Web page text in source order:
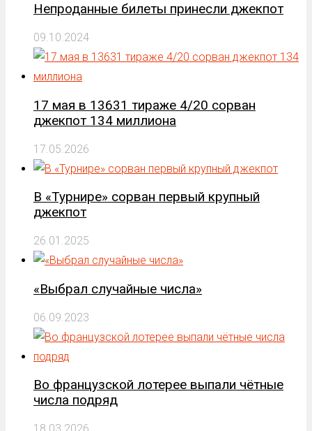
Непроданные билеты принесли джекпот
09.10.2024
17 мая в 13631 тираже 4/20 сорван
джекпот 134 миллиона
17.05.2026
В «Турнире» сорван первый крупный
джекпот
26.01.2025
«Выбрал случайные числа»
06.09.2023
Во французской лотерее выпали чётные
числа подряд